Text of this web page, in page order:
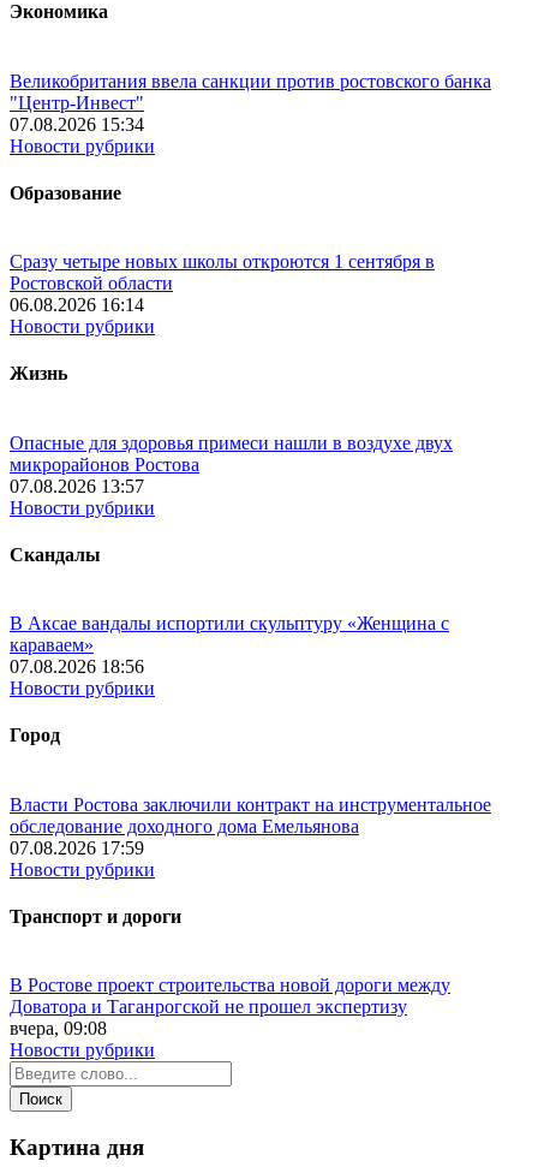
Экономика
Великобритания ввела санкции против ростовского банка
"Центр-Инвест"
07.08.2026 15:34
Новости рубрики
Образование
Сразу четыре новых школы откроются 1 сентября в
Ростовской области
06.08.2026 16:14
Новости рубрики
Жизнь
Опасные для здоровья примеси нашли в воздухе двух
микрорайонов Ростова
07.08.2026 13:57
Новости рубрики
Скандалы
В Аксае вандалы испортили скульптуру «Женщина с
караваем»
07.08.2026 18:56
Новости рубрики
Город
Власти Ростова заключили контракт на инструментальное
обследование доходного дома Емельянова
07.08.2026 17:59
Новости рубрики
Транспорт и дороги
В Ростове проект строительства новой дороги между
Доватора и Таганрогской не прошел экспертизу
вчера, 09:08
Новости рубрики
Картина дня